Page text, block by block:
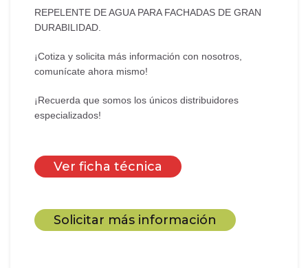
REPELENTE DE AGUA PARA FACHADAS DE GRAN
DURABILIDAD.
¡Cotiza y solicita más información con nosotros,
comunícate ahora mismo!
¡Recuerda que somos los únicos distribuidores
especializados!
Ver ficha técnica
Solicitar más información